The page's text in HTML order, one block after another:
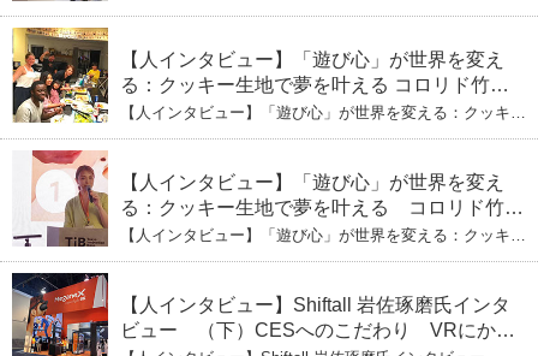
（上）「変形」に魅せられたデザイナーの軌
ーの軌跡
【人インタビュー】「遊び心」が世界を変え
る：クッキー生地で夢を叶える コロリド竹内
ひとみ（下） 起業は「影響力」のため。愛と
笑いの子育て哲学
【人インタビュー】「遊び心」が世界を変える：クッキー
【人インタビュー】「遊び心」が世界を変え
る：クッキー生地で夢を叶える コロリド竹内
ひとみ（上） クッキー生地に込めた「誰でも
できる」という哲学
【人インタビュー】「遊び心」が世界を変える：クッキー
【人インタビュー】Shiftall 岩佐琢磨氏インタ
ビュー （下）CESへのこだわり VRにかけ